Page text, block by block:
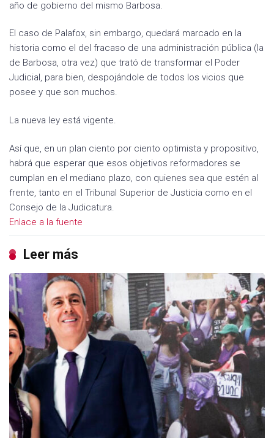
año de gobierno del mismo Barbosa.
El caso de Palafox, sin embargo, quedará marcado en la
historia como el del fracaso de una administración pública (la
de Barbosa, otra vez) que trató de transformar el Poder
Judicial, para bien, despojándole de todos los vicios que
posee y que son muchos.
La nueva ley está vigente.
Así que, en un plan ciento por ciento optimista y propositivo,
habrá que esperar que esos objetivos reformadores se
cumplan en el mediano plazo, con quienes sea que estén al
frente, tanto en el Tribunal Superior de Justicia como en el
Consejo de la Judicatura.
Enlace a la fuente
Leer más